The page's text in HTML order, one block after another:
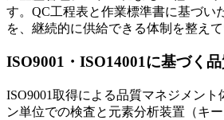
す。QC工程表と作業標準書に基づい
を、継続的に供給できる体制を整えて
ISO9001・ISO14001に基づく
ISO9001取得による品質マネジメント
ン単位での検査と元素分析装置（キ